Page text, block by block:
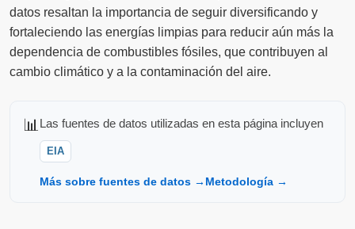
datos resaltan la importancia de seguir diversificando y
fortaleciendo las energías limpias para reducir aún más la
dependencia de combustibles fósiles, que contribuyen al
cambio climático y a la contaminación del aire.
📊 Las fuentes de datos utilizadas en esta página incluyen
EIA
Más sobre fuentes de datos → Metodología →